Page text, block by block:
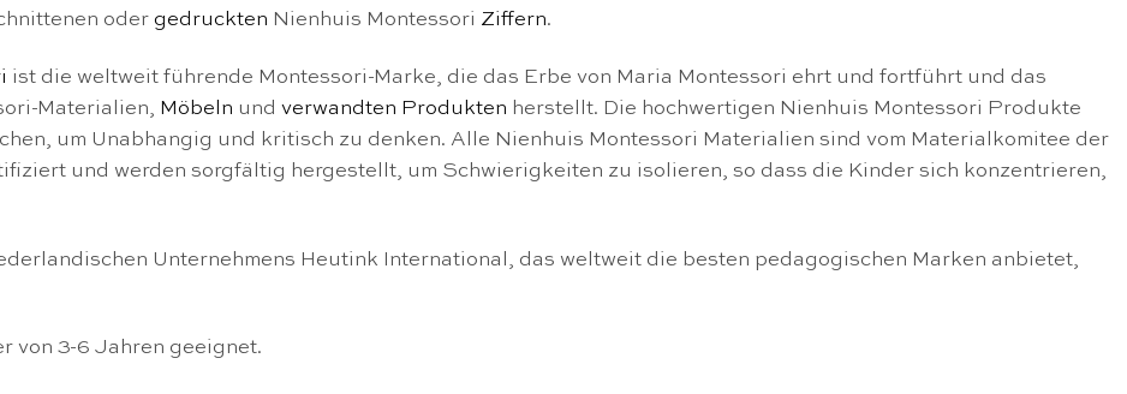
oder gedruckten Nienhuis Montessori Ziffern.
ist die weltweit führende Montessori-Marke, die das Erbe von Maria Montessori ehrt und fortführt und das
Materialien, Möbeln und verwandten Produkten herstellt. Die hochwertigen Nienhuis Montessori Produkte
um Unabhangig und kritisch zu denken. Alle Nienhuis Montessori Materialien sind vom Materialkomitee der
und werden sorgfältig hergestellt, um Schwierigkeiten zu isolieren, so dass die Kinder sich konzentrieren,
Unternehmens Heutink International, das weltweit die besten pedagogischen Marken anbietet,
von 3-6 Jahren geeignet.